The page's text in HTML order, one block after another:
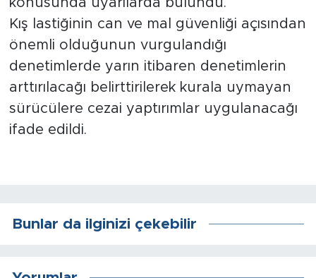
Kış lastiğinin can ve mal güvenliği açısından
önemli olduğunun vurgulandığı
denetimlerde yarın itibaren denetimlerin
arttırılacağı belirttirilerek kurala uymayan
sürücülere cezai yaptırımlar uygulanacağı
ifade edildi.
Bunlar da ilginizi çekebilir
Battalgazi
Darende
Doğanşehir
Hekimhan
Magazin